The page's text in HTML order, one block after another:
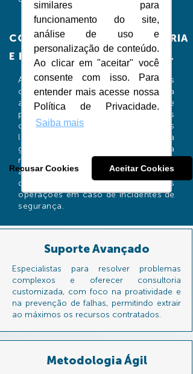
similares para
funcionamento do site,
análise de uso e
personalização de conteúdo.
Ao clicar em "aceitar" você
consente com isso. Para
entender mais acesse nossa
Política de Privacidade.
Saiba mais
Recusar Cookies Aceitar Cookies
CONFORMIDADE REGULATÓRIA
E RESILIÊNCIA OPERACIONAL
Além de proteger contra ameaças
cibernéticas, o serviço facilita a
aderência às normas regulatórias e
padrões de segurança, ajudando as
organizações a evitar penalidades
legais e financeiras. A ênfase na
gestão proativa de incidentes e na
recuperação de desastres aumenta
a resiliência operacional, permitindo
que a organização mantenha suas
operações em caso de incidentes de
segurança.
Suporte Avançado
Especialistas para resolver problemas
complexos e oferecer consultoria
customizada, com foco na proatividade e
na prevenção de falhas, permitindo extrair
ao máximos os recursos contratados.
Metodologia Ágil